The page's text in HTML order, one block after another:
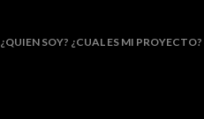
¿QUIEN SOY? ¿CUAL ES MI PROYECTO?